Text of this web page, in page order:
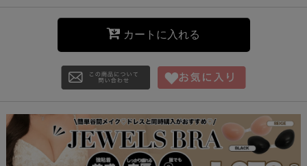
カートに入れる